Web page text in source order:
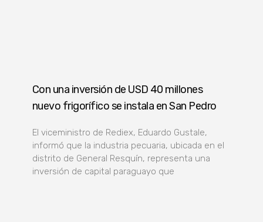
Con una inversión de USD 40 millones
nuevo frigorífico se instala en San Pedro
El viceministro de Rediex, Eduardo Gustale,
informó que la industria pecuaria, ubicada en el
distrito de General Resquín, representa una
inversión de capital paraguayo que